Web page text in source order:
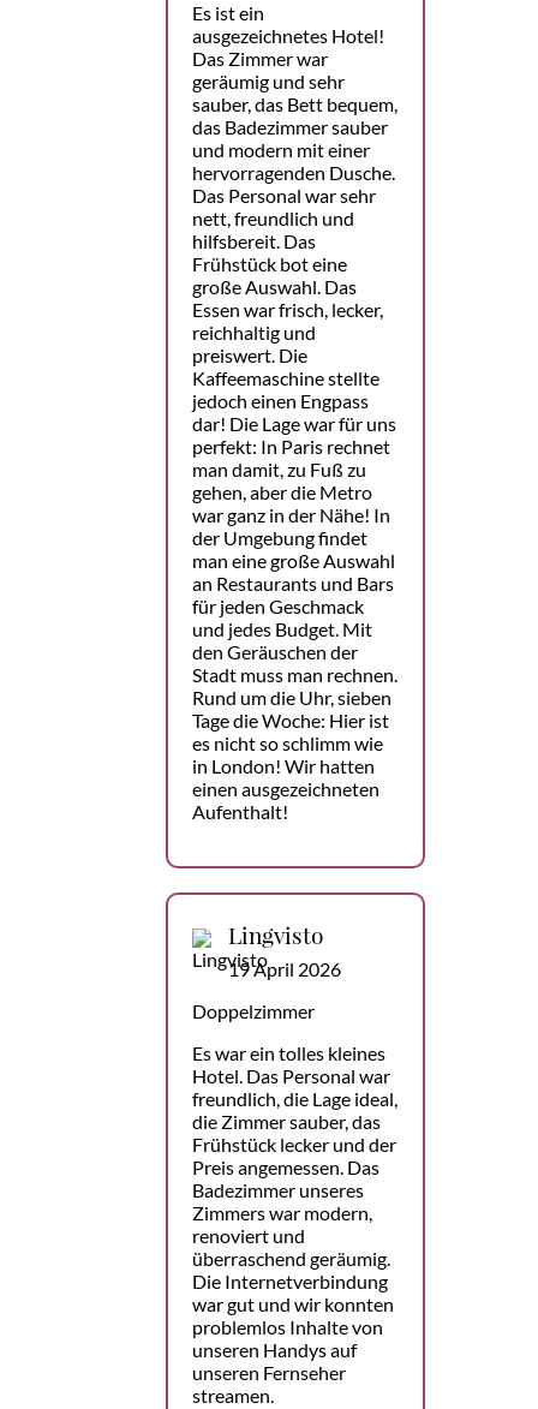
Es ist ein
ausgezeichnetes Hotel!
Das Zimmer war
geräumig und sehr
sauber, das Bett bequem,
das Badezimmer sauber
und modern mit einer
hervorragenden Dusche.
Das Personal war sehr
nett, freundlich und
hilfsbereit. Das
Frühstück bot eine
große Auswahl. Das
Essen war frisch, lecker,
reichhaltig und
preiswert. Die
Kaffeemaschine stellte
jedoch einen Engpass
dar! Die Lage war für uns
perfekt: In Paris rechnet
man damit, zu Fuß zu
gehen, aber die Metro
war ganz in der Nähe! In
der Umgebung findet
man eine große Auswahl
an Restaurants und Bars
für jeden Geschmack
und jedes Budget. Mit
den Geräuschen der
Stadt muss man rechnen.
Rund um die Uhr, sieben
Tage die Woche: Hier ist
es nicht so schlimm wie
in London! Wir hatten
einen ausgezeichneten
Aufenthalt!
Lingvisto
19 April 2026
Doppelzimmer
Es war ein tolles kleines
Hotel. Das Personal war
freundlich, die Lage ideal,
die Zimmer sauber, das
Frühstück lecker und der
Preis angemessen. Das
Badezimmer unseres
Zimmers war modern,
renoviert und
überraschend geräumig.
Die Internetverbindung
war gut und wir konnten
problemlos Inhalte von
unseren Handys auf
unseren Fernseher
streamen.